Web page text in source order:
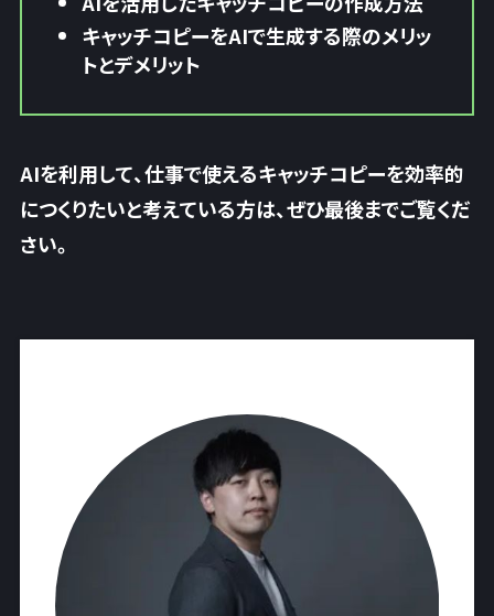
キャッチコピーをAIで生成する際のメリッ
トとデメリット
AIを利用して、仕事で使えるキャッチコピーを効率的
につくりたいと考えている方は、ぜひ最後までご覧くだ
さい。